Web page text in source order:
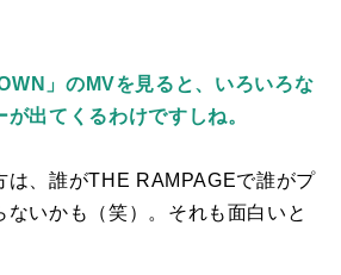
」のMVを見ると、いろいろな
出てくるわけですしね。
は、誰がTHE RAMPAGEで誰がプ
ないかも（笑）。それも面白いと